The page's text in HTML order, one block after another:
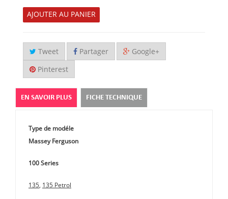
AJOUTER AU PANIER
Tweet Partager Google+
Pinterest
EN SAVOIR PLUS FICHE TECHNIQUE
Type de modéle
Massey Ferguson
100 Series
135, 135 Petrol